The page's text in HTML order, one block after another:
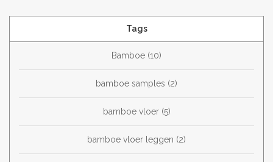
Tags
Bamboe (10)
bamboe samples (2)
bamboe vloer (5)
bamboe vloer leggen (2)